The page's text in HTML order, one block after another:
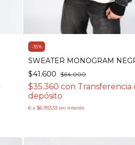
-35%
SWEATER MONOGRAM
$41.600 $64.000
$35.360 con Transferencia
depósito
6 x $6.933,33 sin interés